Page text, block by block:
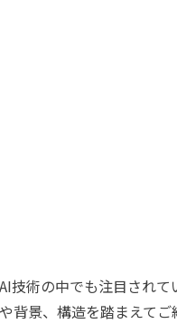
技術の中でも注目されて
背景、構造を踏まえてご